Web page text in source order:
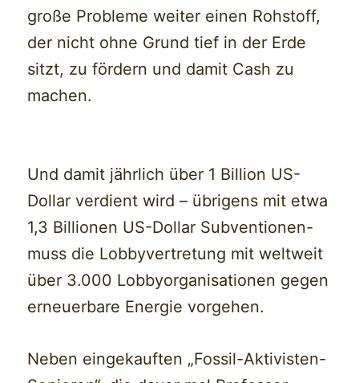
große Probleme weiter einen Rohstoff,
der nicht ohne Grund tief in der Erde
sitzt, zu fördern und damit Cash zu
machen.
Und damit jährlich über 1 Billion US-
Dollar verdient wird – übrigens mit etwa
1,3 Billionen US-Dollar Subventionen-
muss die Lobbyvertretung mit weltweit
über 3.000 Lobbyorganisationen gegen
erneuerbare Energie vorgehen.
Neben eingekauften „Fossil-Aktivisten-